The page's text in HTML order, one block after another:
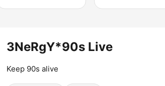
3NeRgY*90s Live
Keep 90s alive